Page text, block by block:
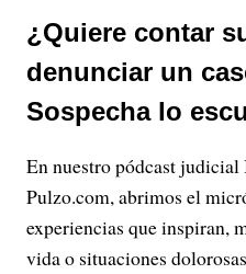
¿Quiere contar
denunciar un
Sospecha lo
En nuestro pódcast judicial
Pulzo.com, abrimos el
experiencias que inspiran,
vida o situaciones